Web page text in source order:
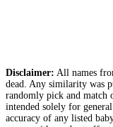
Disclaimer: All names
dead. Any similarity was
randomly pick and match
intended solely for
accuracy of any listed